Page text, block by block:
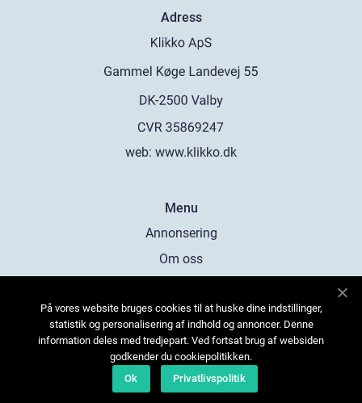
Adress
web: www.klikko.dk
Menu
Annonsering
Om oss
Kontakta oss
Sitemap
På vores website bruges cookies til at huske dine indstillinger,
statistik og personalisering af indhold og annoncer. Denne
information deles med tredjepart. Ved fortsat brug af websiden
godkender du cookiepolitikken.
Ok
Privatlivspolitik